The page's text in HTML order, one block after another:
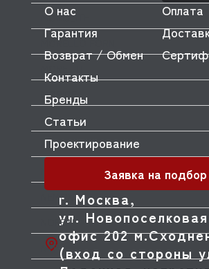
MONOLITH
MORELLO FORNI
MORICE
MULLER
MUSSO
NEMOX
NOPEIN
NTF
г. Москва,
ул.
офис 202
(вход со стороны
О нас
Оплата
Гарантия
Возврат / Обмен
Контакты
Бренды
Статьи
Проектирование
Заявка на подбор